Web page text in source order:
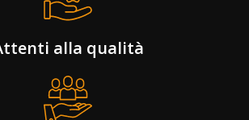
alla qualità